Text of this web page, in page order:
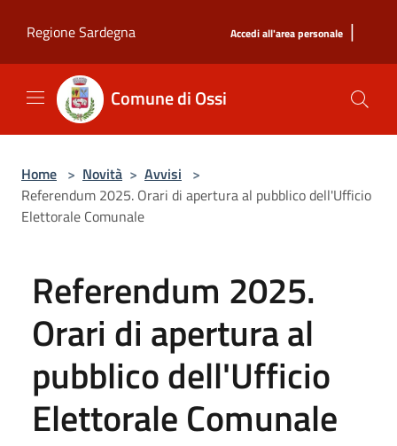
Regione Sardegna
Accedi all'area personale |
Comune di Ossi
Home > Novità > Avvisi >
Referendum 2025. Orari di apertura al pubblico dell'Ufficio
Elettorale Comunale
Referendum 2025.
Orari di apertura al
pubblico dell'Ufficio
Elettorale Comunale